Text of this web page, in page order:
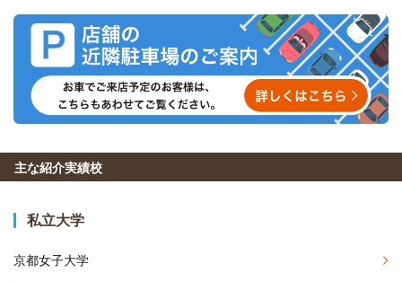
主な紹介実績校
私立大学
京都女子大学